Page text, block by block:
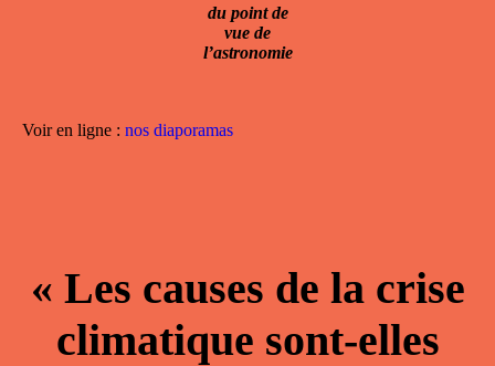
du point de
vue de
l’astronomie
Voir en ligne : nos diaporamas
« Les causes de la crise
climatique sont-elles